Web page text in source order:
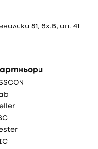
81, вх.В, ап. 41